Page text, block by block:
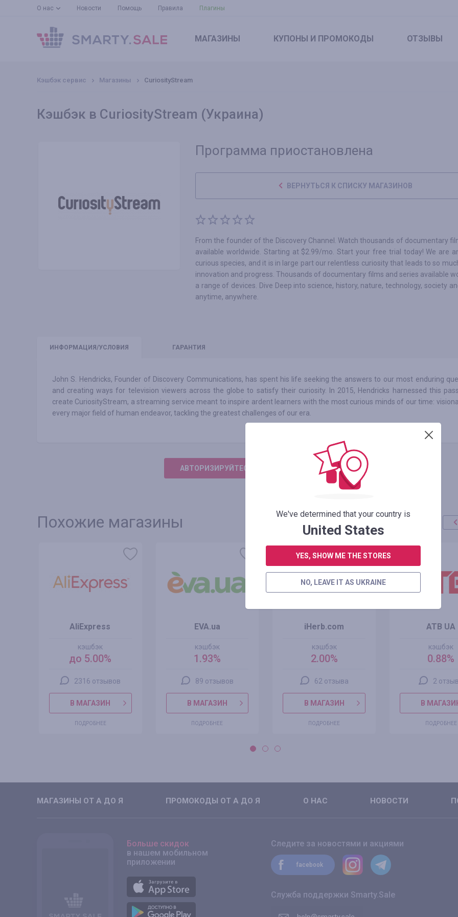
О нас Новости Помощь Правила Плагины
МАГАЗИНЫ КУПОНЫ И ПРОМОКОДЫ ОТЗЫВЫ
Кэшбэк сервис Магазины CuriosityStream
Кэшбэк в CuriosityStream (Украина)
Программа приостановлена
ВЕРНУТЬСЯ К СПИСКУ МАГАЗИНОВ
From the founder of the Discovery Channel. Watch thousands of documentary
available worldwide. Starting at $2.99/mo. Start your free trial today! We are
curious species, and it is in large part our relentless curiosity that leads to so
innovation and progress. Thousands of documentary films and series available
a range of devices. Dive Deep into science, history, nature, technology, society
anytime, anywhere.
ИНФО РМАЦИЯ/УСЛОВИЯ ГАРАНТИЯ
John S. Hendricks, Founder of Discovery Communications, has spent his life seeking the answers to our most enduring
and creating ways for television viewers across the globe to satisfy their curiosity. In 2015, Hendricks harnessed this
create CuriosityStream, a streaming service meant to inspire ardent learners with the most curious minds of our time:
every major field of human endeavor, tackling the greatest challenges of our era.
АВТОРИЗИРУЙТЕСЬ, ЧТОБЫ ОСТАВИТЬ ОТЗЫВ
Похожие магазины
AliExpress
кэшбэк
до 5.00%
2316 отзывов
В МАГАЗИН
ПОДРОБНЕЕ
EVA.ua
кэшбэк
1.93%
89 отзывов
В МАГАЗИН
ПОДРОБНЕЕ
iHerb.com
кэшбэк
2.00%
62 отзыва
В МАГАЗИН
ПОДРОБНЕЕ
ATB UA
кэшбэк
0.88%
2
В
ПОДРОБНЕЕ
МАГАЗИНЫ ОТ А ДО Я ПРОМОКОДЫ ОТ А ДО Я О НАС НОВОСТИ
Больше скидок
в нашем мобильном
приложении
Следите за новостями и акциями
facebook
Служба поддержки Smarty.Sale
We've determined that your country is
United States
YES, SHOW ME THE STORES
NO, LEAVE IT AS UKRAINE